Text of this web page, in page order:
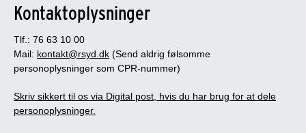
Kontaktoplysninger
Tlf.: 76 63 10 00
Mail: kontakt@rsyd.dk (Send aldrig følsomme
personoplysninger som CPR-nummer)
Skriv sikkert til os via Digital post, hvis du har brug for at dele
personoplysninger.